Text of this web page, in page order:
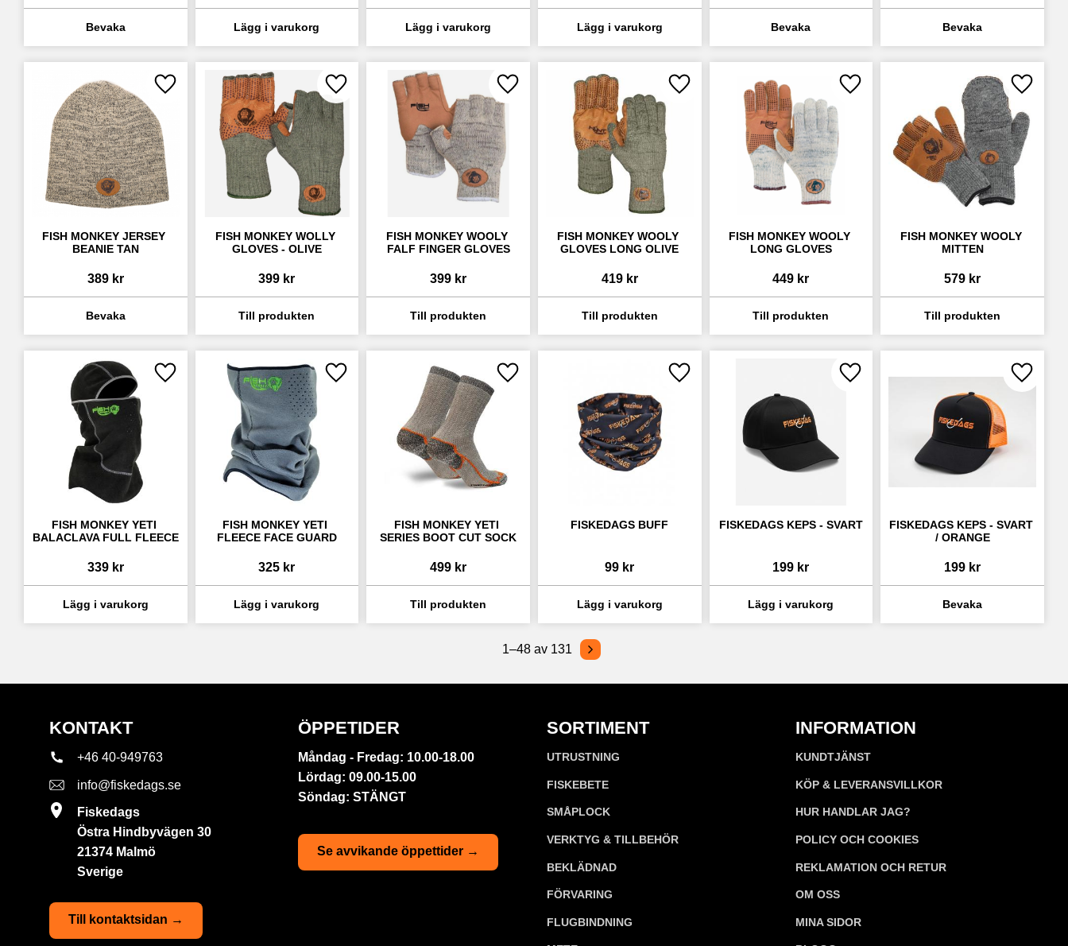
FISH MONKEY JERSEY
BEANIE TAN
389kr
Lägg till i favoriter
FISH MONKEY WOLLY
GLOVES - OLIVE
399 kr
Lägg till i favoriter
FISH MONKEY WOOLY
FALF FINGER GLOVES
399 kr
Lägg till i favoriter
FISH MONKEY WOOLY
GLOVES LONG OLIVE
419kr
Lägg till i favoriter
FISH MONKEY WOOLY
LONG GLOVES
449 kr
Lägg till i favoriter
FISH MONKEY WOOLY
MITTEN
579 kr
Lägg till
FISH MONKEY YETI
BALACLAVA FULL FLEECE
339kr
Lägg till i favoriter
FISH MONKEY YETI
FLEECE FACE GUARD
325 kr
Lägg till i favoriter
FISH MONKEY YETI
SERIES BOOT CUT SOCK
499 kr
Lägg till i favoriter
FISKEDAGS BUFF
99 kr
Lägg till i favoriter
FISKEDAGS KEPS - SVART
199 kr
Lägg till i favoriter
FISKEDAGS KEPS - SVART
/ ORANGE
199 kr
Lägg till
1–48 av 131
KONTAKT
+46 40-949763
info@fiskedags.se
Fiskedags
Östra Hindbyvägen 30
21374 Malmö
Sverige
Till kontaktsidan →
ÖPPETIDER
Måndag - Fredag: 10.00-18.00
Lördag: 09.00-15.00
Söndag: STÄNGT
Se avvikande öppettider →
SORTIMENT
UTRUSTNING
FISKEBETE
SMÅPLOCK
VERKTYG & TILLBEHÖR
BEKLÄDNAD
FÖRVARING
FLUGBINDNING
INFORMATION
KUNDTJÄNST
KÖP & LEVERANSVILLKOR
HUR HANDLAR JAG?
POLICY OCH COOKIES
REKLAMATION OCH RETUR
OM OSS
MINA SIDOR